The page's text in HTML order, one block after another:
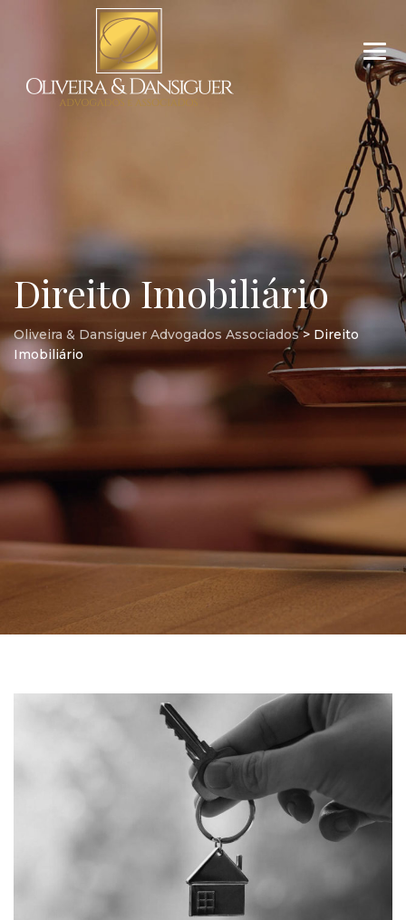
Direito Imobiliário
Oliveira & Dansiguer Advogados Associados> Direito
Imobiliário